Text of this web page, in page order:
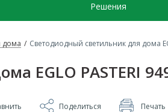
Решения
дома / Светодиодный светильник для дома
EGLO PASTERI
Поделиться Печать